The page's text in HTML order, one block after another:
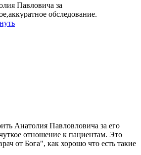
Павловича за
обследование.
Анатолия Павловловича за его
отношение к пациентам. Это
от Бога", как хорошо что есть такие